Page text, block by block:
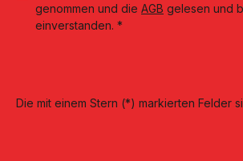
genommen und die AGB gelesen und
einverstanden. *
Die mit einem Stern (*) markierten Felder